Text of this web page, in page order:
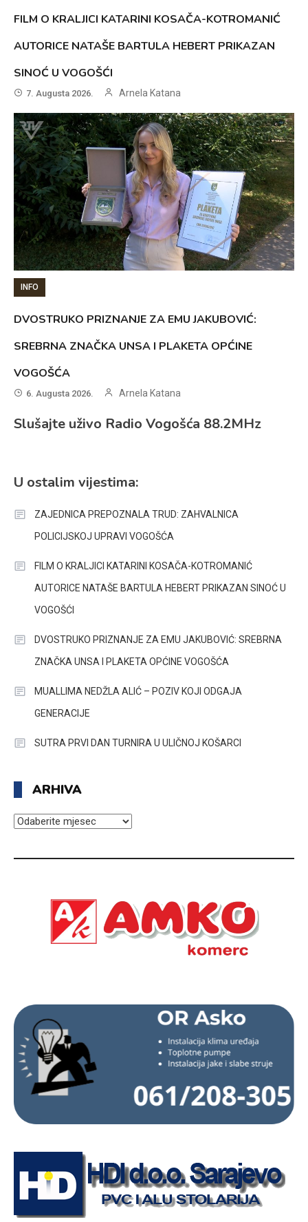
FILM O KRALJICI KATARINI KOSAČA-KOTROMANIĆ
AUTORICE NATAŠE BARTULA HEBERT PRIKAZAN
SINOĆ U VOGOŠĆI
7. Augusta 2026. Arnela Katana
INFO
DVOSTRUKO PRIZNANJE ZA EMU JAKUBOVIĆ:
SREBRNA ZNAČKA UNSA I PLAKETA OPĆINE
VOGOŠĆA
6. Augusta 2026. Arnela Katana
Slušajte uživo Radio Vogošća 88.2MHz
U ostalim vijestima:
ZAJEDNICA PREPOZNALA TRUD: ZAHVALNICA
POLICIJSKOJ UPRAVI VOGOŠĆA
FILM O KRALJICI KATARINI KOSAČA-KOTROMANIĆ
AUTORICE NATAŠE BARTULA HEBERT PRIKAZAN SINOĆ U
VOGOŠĆI
DVOSTRUKO PRIZNANJE ZA EMU JAKUBOVIĆ: SREBRNA
ZNAČKA UNSA I PLAKETA OPĆINE VOGOŠĆA
MUALLIMA NEDŽLA ALIĆ – POZIV KOJI ODGAJA
GENERACIJE
SUTRA PRVI DAN TURNIRA U ULIČNOJ KOŠARCI
ARHIVA
ARHIVA